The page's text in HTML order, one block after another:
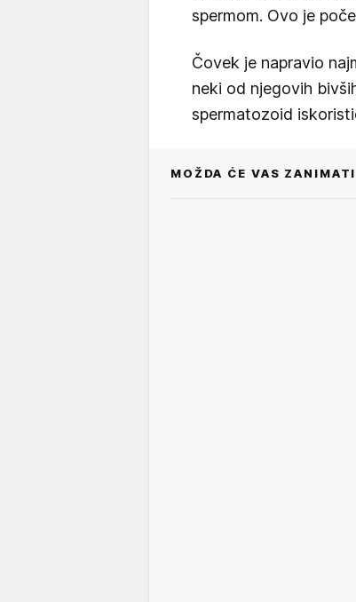
spermom. Ovo je
Čovek je napravio
neki od njegovih
spermatozoid
MOŽDA ĆE VAS ZANIMATI